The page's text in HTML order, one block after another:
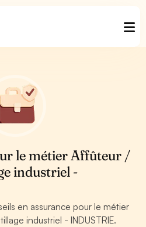
le métier Affûteur /
industriel -
en assurance pour le métier
industriel - INDUSTRIE.